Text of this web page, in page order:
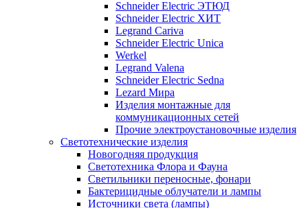
Schneider Electric ЭТЮД
Schneider Electric ХИТ
Legrand Cariva
Schneider Electric Unica
Werkel
Legrand Valena
Schneider Electric Sedna
Lezard Мира
Изделия монтажные для
коммуникационных сетей
Прочие электроустановочные изделия
Светотехнические изделия
Новогодняя продукция
Светотехника Флора и Фауна
Светильники переносные, фонари
Бактерицидные облучатели и лампы
Источники света (лампы)